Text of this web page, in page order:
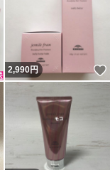
いいね！
2,990円